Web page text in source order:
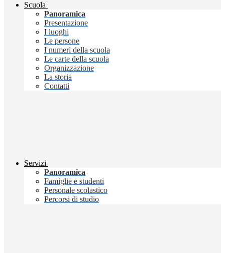
Scuola
Panoramica
Presentazione
I luoghi
Le persone
I numeri della scuola
Le carte della scuola
Organizzazione
La storia
Contatti
Servizi
Panoramica
Famiglie e studenti
Personale scolastico
Percorsi di studio